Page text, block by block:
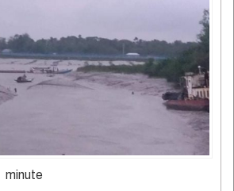
minute